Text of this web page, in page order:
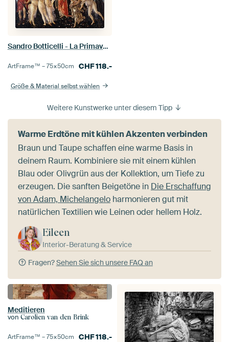
Sandro Botticelli - La Primavera
ArtFrame™ –75×50cm CHF118.-
Größe & Material selbst wählen
Weitere Kunstwerke unter diesem Tipp
Warme Erdtöne mit kühlen Akzenten verbinden
Braun und Taupe schaffen eine warme Basis in
deinem Raum. Kombiniere sie mit einem kühlen
Blau oder Olivgrün aus der Kollektion, um Tiefe zu
erzeugen. Die sanften Beigetöne in Die Erschaffung
von Adam, Michelangelo harmonieren gut mit
natürlichen Textilien wie Leinen oder hellem Holz.
Eileen
Interior-Beratung & Service
Fragen?Sehen Sie sich unsere FAQ an
Meditieren
von Carolien van den Brink
ArtFrame™ –75×50cm CHF118.-